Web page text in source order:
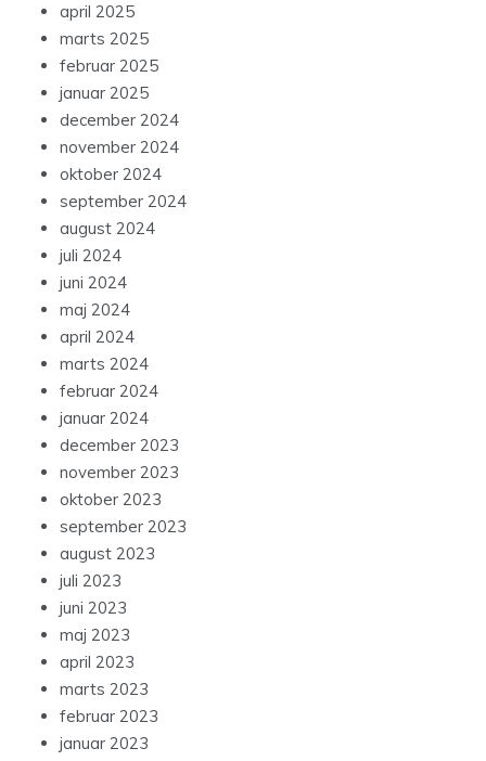
april 2025
marts 2025
februar 2025
januar 2025
december 2024
november 2024
oktober 2024
september 2024
august 2024
juli 2024
juni 2024
maj 2024
april 2024
marts 2024
februar 2024
januar 2024
december 2023
november 2023
oktober 2023
september 2023
august 2023
juli 2023
juni 2023
maj 2023
april 2023
marts 2023
februar 2023
januar 2023